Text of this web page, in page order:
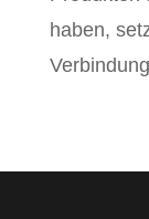
haben,